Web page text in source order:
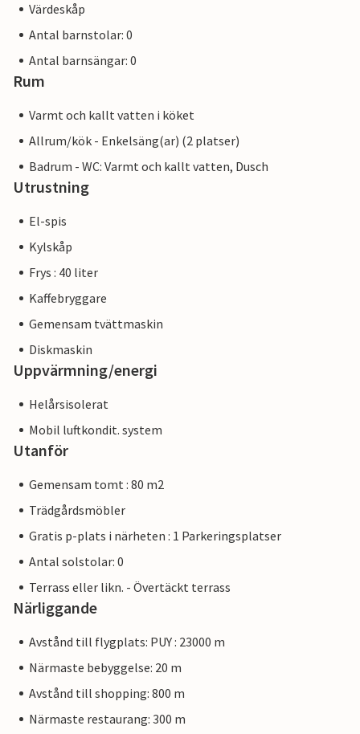
Värdeskåp
Antal barnstolar: 0
Antal barnsängar: 0
Rum
Varmt och kallt vatten i köket
Allrum/kök - Enkelsäng(ar) (2 platser)
Badrum - WC: Varmt och kallt vatten, Dusch
Utrustning
El-spis
Kylskåp
Frys : 40 liter
Kaffebryggare
Gemensam tvättmaskin
Diskmaskin
Uppvärmning/energi
Helårsisolerat
Mobil luftkondit. system
Utanför
Gemensam tomt : 80 m2
Trädgårdsmöbler
Gratis p-plats i närheten : 1 Parkeringsplatser
Antal solstolar: 0
Terrass eller likn. - Övertäckt terrass
Närliggande
Avstånd till flygplats: PUY : 23000 m
Närmaste bebyggelse: 20 m
Avstånd till shopping: 800 m
Närmaste restaurang: 300 m